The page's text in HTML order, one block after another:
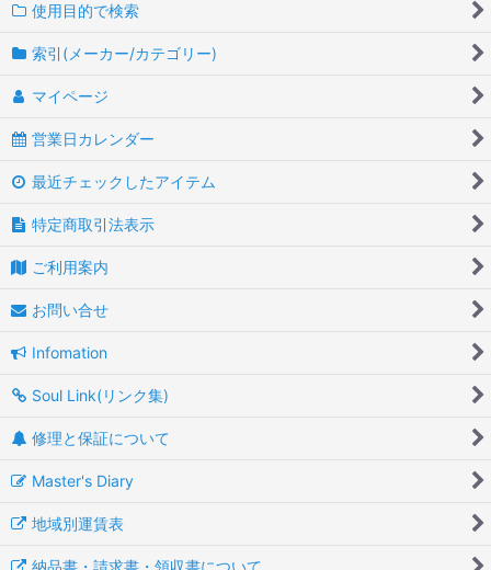
使用目的で検索
索引(メーカー/カテゴリー)
マイページ
営業日カレンダー
最近チェックしたアイテム
特定商取引法表示
ご利用案内
お問い合せ
Infomation
Soul Link(リンク集)
修理と保証について
Master's Diary
地域別運賃表